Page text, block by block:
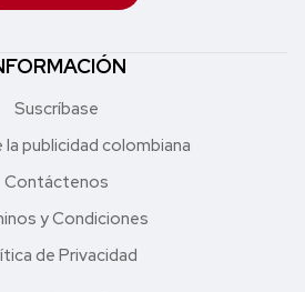
Suscríbase
la publicidad colombiana
Contáctenos
y Condiciones
de Privacidad